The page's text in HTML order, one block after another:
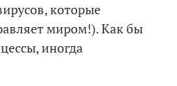
которые
миром!). Как бы
иногда